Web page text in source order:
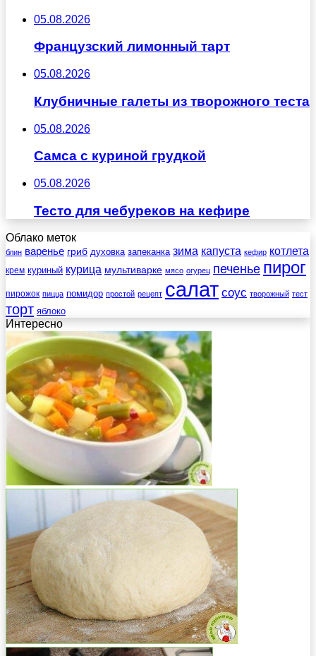
05.08.2026
Французский лимонный тарт
05.08.2026
Клубничные галеты из творожного теста
05.08.2026
Самса с куриной грудкой
05.08.2026
Тесто для чебуреков на кефире
Облако меток
блин варенье гриб духовка запеканка зима капуста кефир котлета
крем куриный курица мультиварке мясо огурец печенье пирог
пирожок пицца помидор простой рецепт салат соус творожный тест
торт яблоко
Интересно